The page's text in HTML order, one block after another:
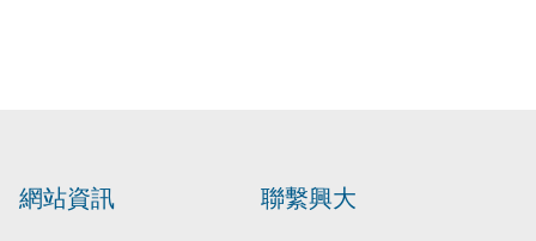
網站資訊 聯繫興大